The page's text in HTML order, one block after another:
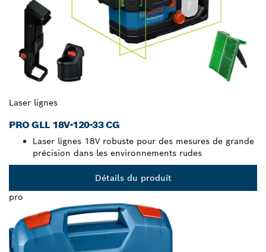
Laser lignes
PRO GLL 18V-120-33 CG
Laser lignes 18V robuste pour des mesures de grande
précision dans les environnements rudes
Détails du produit
pro